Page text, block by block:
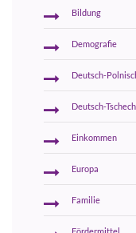
Bildung
Demografie
Deutsch-
Deutsch-
Einkommen
Europa
Familie